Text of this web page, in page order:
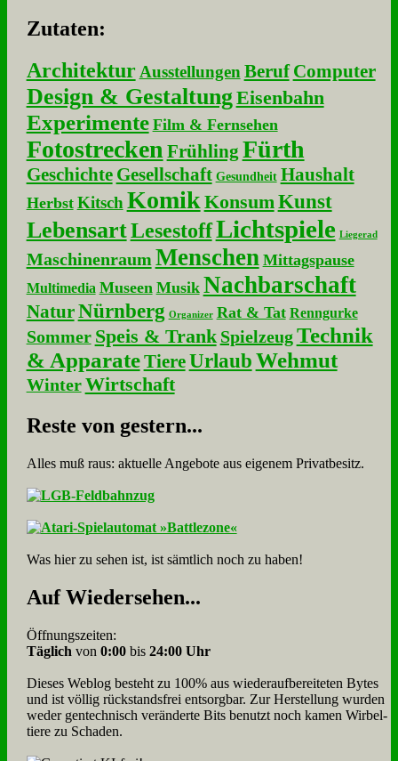
Zu­ta­ten:
Architektur Ausstellungen Beruf Computer
Design & GestaltungEisenbahn
Experimente Film & Fernsehen
Fotostrecken Frühling Fürth
Geschichte Gesellschaft Gesundheit Haushalt
Herbst Kitsch Komik KonsumKunst
LebensartLesestoffLichtspiele Liegerad
Maschinenraum Menschen Mittagspause
Multimedia Museen Musik Nachbarschaft
NaturNürnberg Organizer Rat & Tat Renngurke
Sommer Speis & Trank Spielzeug Technik
& Apparate Tiere UrlaubWehmut
Winter Wirtschaft
Re­ste von ge­stern...
Alles muß raus: aktuelle An­ge­bo­te aus eigenem Privatbesitz.
Was hier zu sehen ist, ist sämt­lich noch zu haben!
Auf Wie­der­se­hen...
Öffnungszeiten:
Täglich von 0:00bis 24:00 Uhr
Dieses Weblog besteht zu 100% aus wie­der­auf­bereite­ten Bytes
und ist völlig rück­stands­frei ent­sorg­bar. Zur Herstellung wurden
weder gen­tech­nisch veränderte Bits benutzt noch kamen Wir­bel­
tiere zu Scha­den.